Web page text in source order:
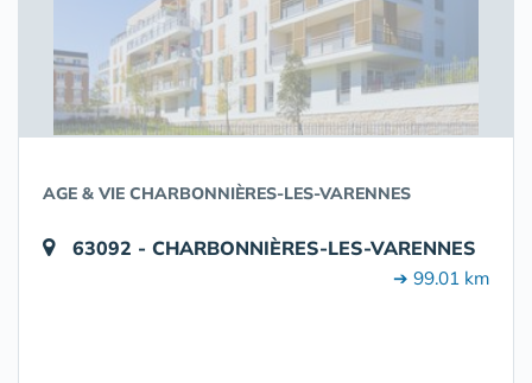
AGE & VIE CHARBONNIÈRES-LES-VARENNES
63092 - CHARBONNIÈRES-LES-VARENNES
➔ 99.01 km